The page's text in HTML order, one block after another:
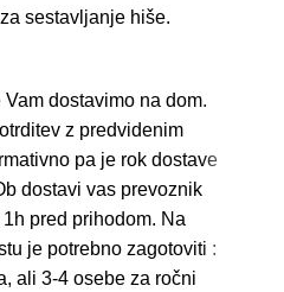
sestavljanje hiše.
dostavimo na dom.
z predvidenim
pa je rok dostave
dostavi vas prevoznik
pred prihodom. Na
je potrebno zagotoviti :
ali 3-4 osebe za ročni